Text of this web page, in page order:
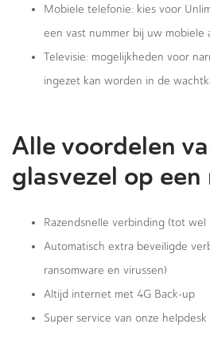
Mobiele telefonie: kies voor
een vast nummer bij uw mobiele
Televisie: mogelijkheden voor
ingezet kan worden in de
Alle voordelen
glasvezel op een
Razendsnelle verbinding (tot wel
Automatisch extra beveiligde
ransomware en virussen)
Altijd internet met 4G Back-up
Super service van onze helpdesk